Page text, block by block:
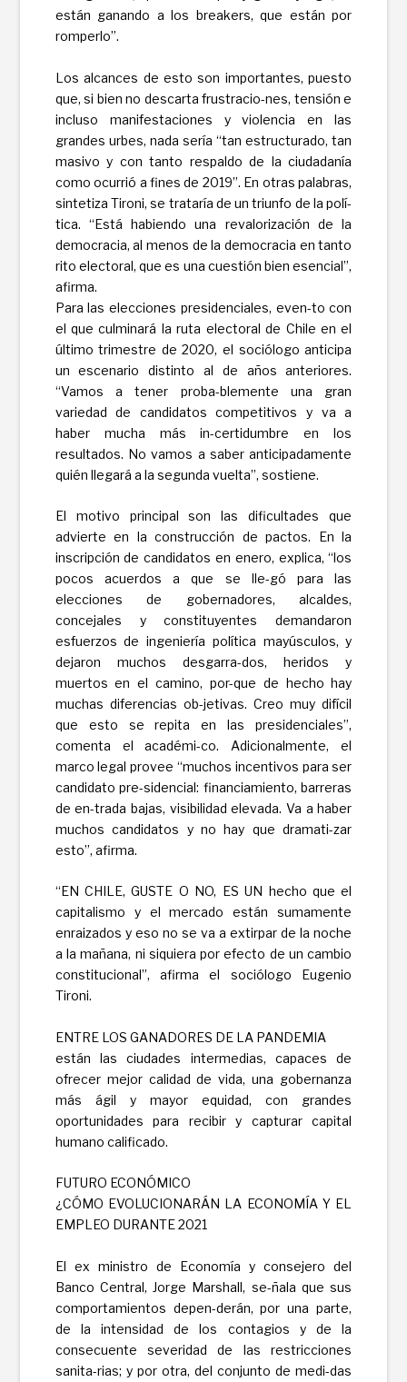
están ganando a los breakers, que están por
romperlo”.
Los alcances de esto son importantes, puesto
que, si bien no descarta frustracio-nes, tensión e
incluso manifestaciones y violencia en las
grandes urbes, nada sería “tan estructurado, tan
masivo y con tanto respaldo de la ciudadanía
como ocurrió a fines de 2019”. En otras palabras,
sintetiza Tironi, se trataría de un triunfo de la polí-
tica. “Está habiendo una revalorización de la
democracia, al menos de la democracia en tanto
rito electoral, que es una cuestión bien esencial”,
afirma.
Para las elecciones presidenciales, even-to con
el que culminará la ruta electoral de Chile en el
último trimestre de 2020, el sociólogo anticipa
un escenario distinto al de años anteriores.
“Vamos a tener proba-blemente una gran
variedad de candidatos competitivos y va a
haber mucha más in-certidumbre en los
resultados. No vamos a saber anticipadamente
quién llegará a la segunda vuelta”, sostiene.
El motivo principal son las dificultades que
advierte en la construcción de pactos. En la
inscripción de candidatos en enero, explica, “los
pocos acuerdos a que se lle-gó para las
elecciones de gobernadores, alcaldes,
concejales y constituyentes demandaron
esfuerzos de ingeniería política mayúsculos, y
dejaron muchos desgarra-dos, heridos y
muertos en el camino, por-que de hecho hay
muchas diferencias ob-jetivas. Creo muy difícil
que esto se repita en las presidenciales”,
comenta el académi-co. Adicionalmente, el
marco legal provee “muchos incentivos para ser
candidato pre-sidencial: financiamiento, barreras
de en-trada bajas, visibilidad elevada. Va a haber
muchos candidatos y no hay que dramati-zar
esto”, afirma.
“EN CHILE, GUSTE O NO, ES UN hecho que el
capitalismo y el mercado están sumamente
enraizados y eso no se va a extirpar de la noche
a la mañana, ni siquiera por efecto de un cambio
constitucional”, afirma el sociólogo Eugenio
Tironi.
ENTRE LOS GANADORES DE LA PANDEMIA
están las ciudades intermedias, capaces de
ofrecer mejor calidad de vida, una gobernanza
más ágil y mayor equidad, con grandes
oportunidades para recibir y capturar capital
humano calificado.
FUTURO ECONÓMICO
¿CÓMO EVOLUCIONARÁN LA ECONOMÍA Y EL
EMPLEO DURANTE 2021
El ex ministro de Economía y consejero del
Banco Central, Jorge Marshall, se-ñala que sus
comportamientos depen-derán, por una parte,
de la intensidad de los contagios y de la
consecuente severidad de las restricciones
sanita-rias; y por otra, del conjunto de medi-das